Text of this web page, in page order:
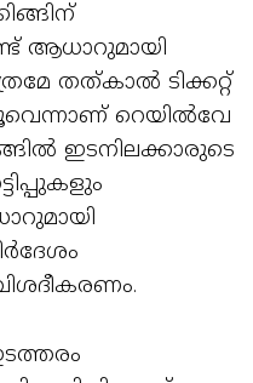
ആധാറുമായി
തത്കാല്‍ ടിക്കറ്റ്
റെയില്‍വേ
ഇടനിലക്കാരുടെ